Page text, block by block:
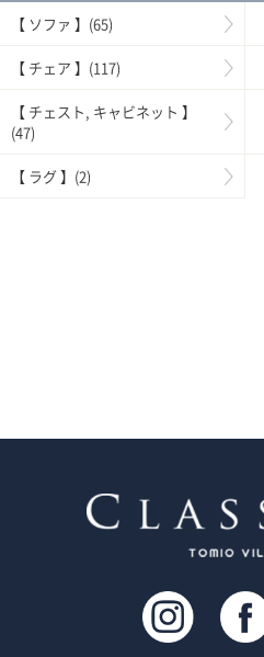
【 ソファ 】(65)
【 チェア 】(117)
【 チェスト, キャビネット 】
(47)
【 ラグ 】(2)